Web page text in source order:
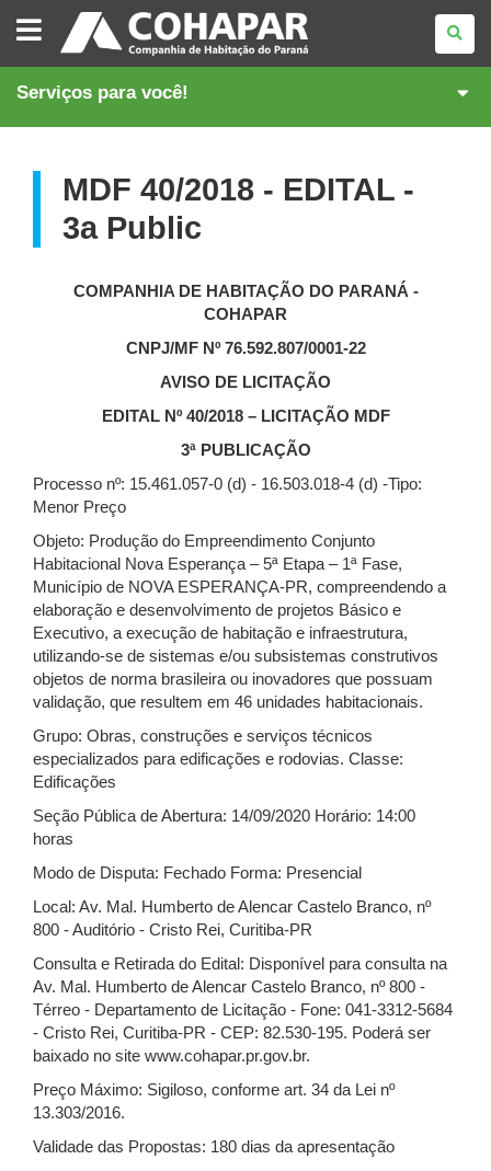
COMPANHIA
DE
HABITAÇÃO
DO
Serviços para você!
MDF 40/2018 - EDITAL -
3a Public
COMPANHIA DE HABITAÇÃO DO PARANÁ -
COHAPAR
CNPJ/MF Nº 76.592.807/0001-22
AVISO DE LICITAÇÃO
EDITAL Nº 40/2018 – LICITAÇÃO MDF
3ª PUBLICAÇÃO
Processo nº: 15.461.057-0 (d) - 16.503.018-4 (d) -Tipo:
Menor Preço
Objeto: Produção do Empreendimento Conjunto
Habitacional Nova Esperança – 5ª Etapa – 1ª Fase,
Município de NOVA ESPERANÇA-PR, compreendendo a
elaboração e desenvolvimento de projetos Básico e
Executivo, a execução de habitação e infraestrutura,
utilizando-se de sistemas e/ou subsistemas construtivos
objetos de norma brasileira ou inovadores que possuam
validação, que resultem em 46 unidades habitacionais.
Grupo: Obras, construções e serviços técnicos
especializados para edificações e rodovias. Classe:
Edificações
Seção Pública de Abertura: 14/09/2020 Horário: 14:00
horas
Modo de Disputa: Fechado Forma: Presencial
Local: Av. Mal. Humberto de Alencar Castelo Branco, nº
800 - Auditório - Cristo Rei, Curitiba-PR
Consulta e Retirada do Edital: Disponível para consulta na
Av. Mal. Humberto de Alencar Castelo Branco, nº 800 -
Térreo - Departamento de Licitação - Fone: 041-3312-5684
- Cristo Rei, Curitiba-PR - CEP: 82.530-195. Poderá ser
baixado no site www.cohapar.pr.gov.br.
Preço Máximo: Sigiloso, conforme art. 34 da Lei nº
13.303/2016.
Validade das Propostas: 180 dias da apresentação